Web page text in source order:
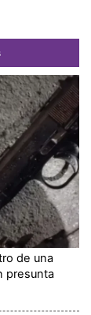
de una
presunta